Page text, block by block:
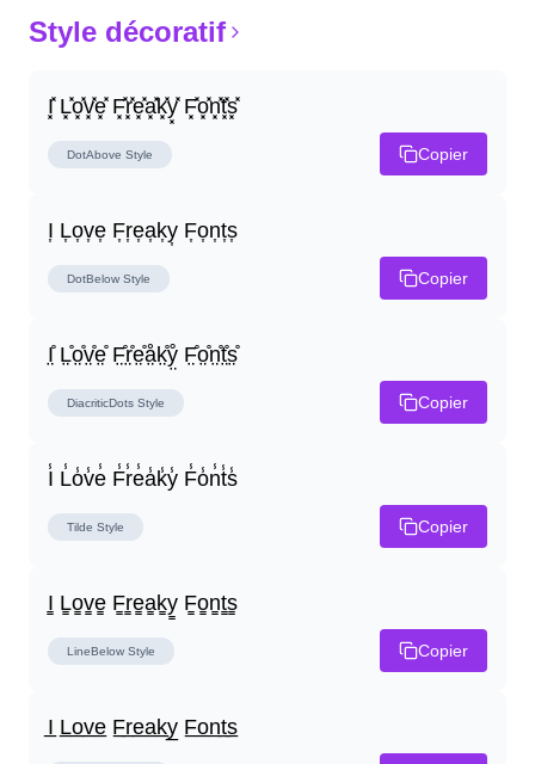
Style décoratif
I͓̽ L͓̽o͓̽v͓̽e͓̽ F͓̽r͓̽e͓̽a͓̽k͓̽y͓̽ F͓̽o͓̽n͓̽t͓̽s͓̽
DotAbove Style Copier
I͎ L͎o͎v͎e͎ F͎r͎e͎a͎k͎y͎ F͎o͎n͎t͎s͎
DotBelow Style Copier
I̤̊ L̤̊o̤̊v̤̊e̤̊ F̤̊r̤̊e̤̊å̤k̤̊ẙ̤ F̤̊o̤̊n̤̊t̤̊s̤̊
DiacriticDots Style Copier
I̾ L̾o̾v̾e̾ F̾r̾e̾a̾k̾y̾ F̾o̾n̾t̾s̾
Tilde Style Copier
I̳ L̳o̳v̳e̳ F̳r̳e̳a̳k̳y̳ F̳o̳n̳t̳s̳
LineBelow Style Copier
I̲ L̲o̲v̲e̲ F̲r̲e̲a̲k̲y̲ F̲o̲n̲t̲s̲